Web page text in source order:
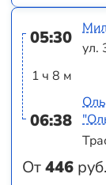
05:30
1 ч 8 м
06:38
От446 руб.
ул.